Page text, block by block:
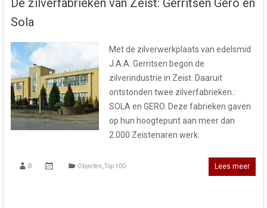
Sola
Met de zilverwerkplaats van edelsmid
J.A.A. Gerritsen begon de
zilverindustrie in Zeist. Daaruit
ontstonden twee zilverfabrieken.:
SOLA en GERO. Deze fabrieken gaven
op hun hoogtepunt aan meer dan
2.000 Zeistenaren werk.
B Objecten Top 100 Lees meer